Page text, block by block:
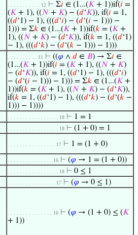
. . . . . . . . . . . 12 ⊢ Σ𝑖 ∈ (1...(𝐾 + 1))if(𝑖 =
(𝐾 + 1), ((𝑁 + 𝐾) − (𝑑‘𝐾)), if(𝑖 = 1,
((𝑑‘1) − 1), (((𝑑‘𝑖) − (𝑑‘(𝑖 − 1))) −
1))) = Σ𝑘 ∈ (1...(𝐾 + 1))if(𝑘 = (𝐾 +
1), ((𝑁 + 𝐾) − (𝑑‘𝐾)), if(𝑘 = 1, ((𝑑‘1)
− 1), (((𝑑‘𝑘) − (𝑑‘(𝑘 − 1))) − 1)))
. . . . . . . . . . 11 ⊢ ((𝜑 ∧ 𝑑 ∈ 𝐵) → Σ𝑖 ∈
(1...(𝐾 + 1))if(𝑖 = (𝐾 + 1), ((𝑁 + 𝐾)
− (𝑑‘𝐾)), if(𝑖 = 1, ((𝑑‘1) − 1), (((𝑑‘𝑖)
− (𝑑‘(𝑖 − 1))) − 1))) = Σ𝑘 ∈ (1...(𝐾 +
1))if(𝑘 = (𝐾 + 1), ((𝑁 + 𝐾) − (𝑑‘𝐾)),
if(𝑘 = 1, ((𝑑‘1) − 1), (((𝑑‘𝑘) − (𝑑‘(𝑘 −
1))) − 1))))
. . . . . . . . . . . . . . . . . 18 ⊢ 1 = 1
. . . . . . . . . . . . . . . . . 18 ⊢ (1 + 0) = 1
. . . . . . . . . . . . . . . . 17 ⊢ 1 = (1 + 0)
. . . . . . . . . . . . . . . 16 ⊢ (𝜑 → 1 = (1 + 0))
. . . . . . . . . . . . . . . . . 18 ⊢ 0 ≤ 1
. . . . . . . . . . . . . . . . 17 ⊢ (𝜑 → 0 ≤ 1)
. . . . . . . . . . . . . . . 16 ⊢ (𝜑 → (1 + 0) ≤ (𝐾
+ 1))